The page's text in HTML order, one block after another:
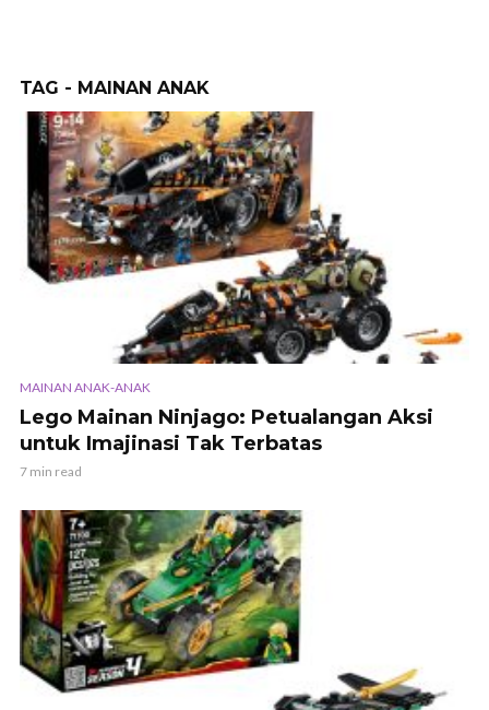
TAG - MAINAN ANAK
MAINAN ANAK-ANAK
Lego Mainan Ninjago: Petualangan Aksi
untuk Imajinasi Tak Terbatas
7 min read